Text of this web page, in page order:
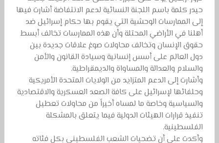
حيدر كلمة باسم اللجنة النسائية لدعم الانتفاضة أشارت فيها
إلى الممارسات الوحشية التي يقوم بها حكام إسرائيل ضد
أهلنا في الأراضي المحتلة وأن هذه الممارسات تخالف أبسط
حقوق الإنسان وتخالف محاولات صوغ علاقات جديدة بين
دول العالم على أسس إنسانية وسيادة القانون والأمن
والسلام والعدالة والمساواة والديمقراطية.
وأشارت إلى الدعم المتزايد من الولايات المتحدة الأمريكية
وحلفائها لإسرائيل على كافة الصعد العسكرية والاقتصادية
والسياسية وخاصة ما لمساه أخيراً من محاولات تعطيل
تنفيذ قرارات الهيئات الدولية فيما يتعلق بالمشكلة
الفلسطينية.
وأكدت على أن تضحيات الشعب الفلسطيني بكل فئاته